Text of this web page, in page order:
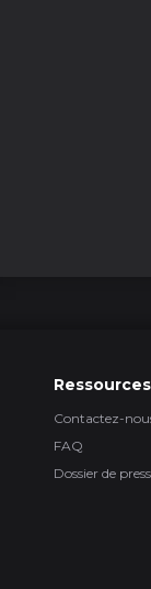
Ressources
Contactez-
FAQ
Dossier de